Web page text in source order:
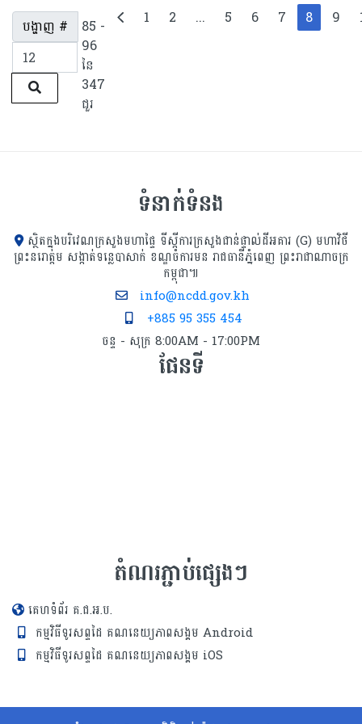
បង្ហាញ #
85 -
96
នៃ
347
ជួរ
1 2 ... 5 6 7 8 9
ទំនាក់ទំនង
ស្ថិតក្នុងបរិវេណក្រសួងមហាផ្ទៃ ទីស្ដីការក្រសួង​ជាន់ផ្ទាល់ដីអគារ (G) មហាវិថី
ព្រះនរោត្តម សង្កាត់ទន្លេបាសាក់ ខណ្ឌចំការមន រាជធានីភ្នំពេញ ព្រះរាជាណាចក្រ
កម្ពុជា៕
info@ncdd.gov.kh
+885 95 355 454
ចន្ទ - សុក្រ 8:00AM - 17:00PM
ផែនទី
តំណរភ្ជាប់ផ្សេងៗ
គេហទំព័រ គ.ជ.អ.ប.
កម្មវិធីទូរសព្ទដៃ គណនេយ្យភាពសង្គម Android
កម្មវិធីទូរសព្ទដៃ គណនេយ្យភាពសង្គម iOS